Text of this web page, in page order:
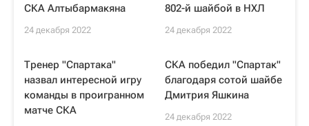
СКА Алтыбармакяна
24 декабря 2022
802-й шайбой в НХЛ
24 декабря 2022
Тренер "Спартака"
назвал интересной игру
команды в проигранном
матче СКА
СКА победил "Спартак"
благодаря сотой шайбе
Дмитрия Яшкина
24 декабря 2022